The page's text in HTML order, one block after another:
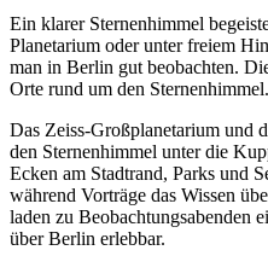
Ein klarer Sternenhimmel
Planetarium oder unter freiem
man in Berlin gut beobachten.
Orte rund um den Sternenhimmel.
Das Zeiss-Großplanetarium und
den Sternenhimmel unter die
Ecken am Stadtrand, Parks und
während Vorträge das Wissen
laden zu Beobachtungsabenden
über Berlin erlebbar.